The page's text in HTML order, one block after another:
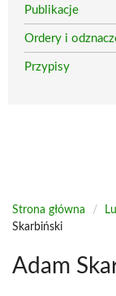
Publikacje
Ordery i
Przypisy
Strona główna /
Skarbiński
Adam